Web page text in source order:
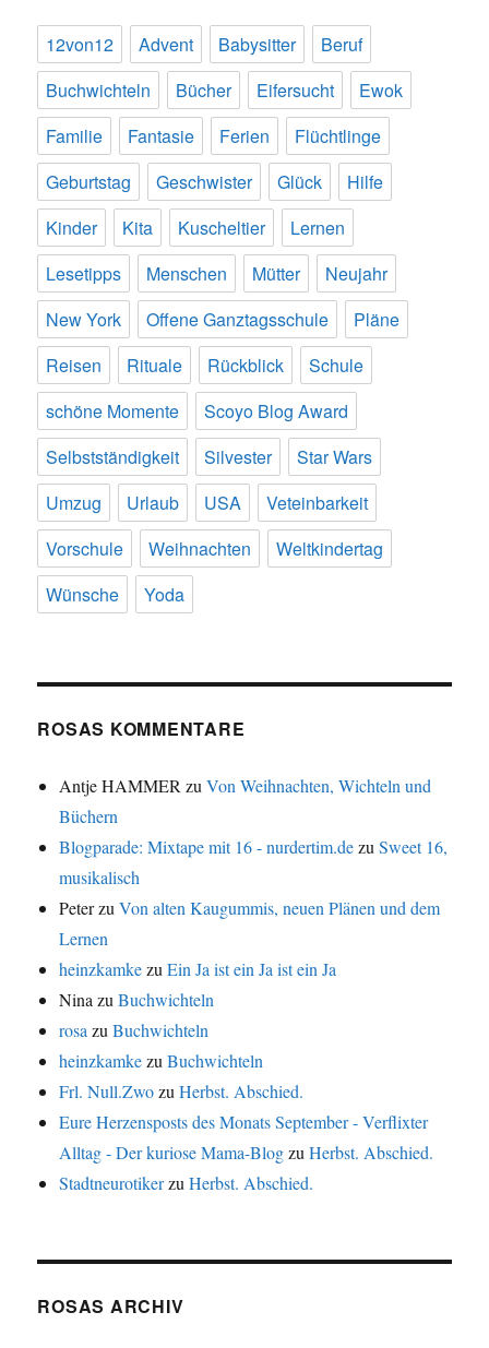
12von12 Advent Babysitter
Beruf
Buchwichteln
Bücher Eifersucht
Ewok
Familie
Fantasie Ferien
Flüchtlinge
Geburtstag
Geschwister Glück
Hilfe
Kinder
Kita Kuscheltier
Lernen
Lesetipps
Menschen Mütter
Neujahr
New York
Offene Ganztagsschule
Pläne
Reisen
Rituale Rückblick
Schule
schöne Momente
Scoyo Blog Award
Selbstständigkeit
Silvester
Star Wars
Umzug
Urlaub USA
Veteinbarkeit
Vorschule
Weihnachten
Weltkindertag
Wünsche
Yoda
ROSAS KOMMENTARE
Antje HAMMERzuVon Weihnachten, Wichteln und
Büchern
Blogparade: Mixtape mit 16 - nurdertim.dezuSweet 16,
musikalisch
PeterzuVon alten Kaugummis, neuen Plänen und dem
Lernen
heinzkamkezuEin Ja ist ein Ja ist ein Ja
NinazuBuchwichteln
rosazuBuchwichteln
heinzkamkezuBuchwichteln
Frl. Null.ZwozuHerbst. Abschied.
Eure Herzensposts des Monats September - Verflixter
Alltag - Der kuriose Mama-BlogzuHerbst. Abschied.
StadtneurotikerzuHerbst. Abschied.
ROSAS ARCHIV